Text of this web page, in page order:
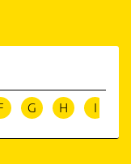
G H I